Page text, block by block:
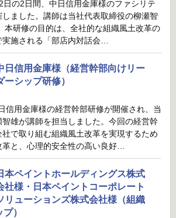
の2日間、中日信用金庫様のファシリテ
ました。講師は当社代表取締役の柳瀬智
本研修の目的は、全社的な組織風土改革の
施される「部店内対話会…
日信用金庫様（経営幹部向けリー
ーシップ研修）
信用金庫様の経営幹部研修が開催され、当
雄が講師を担当しました。今回の経営幹
で取り組む組織風土改革を実現するため
と、心理的安全性の高い良好…
本ペイントホールディングス株式
社様・日本ペイントコーポレート
リューションズ株式会社様（組織
）